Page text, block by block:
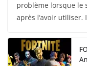
problème lorsque le
après l’avoir utiliser.